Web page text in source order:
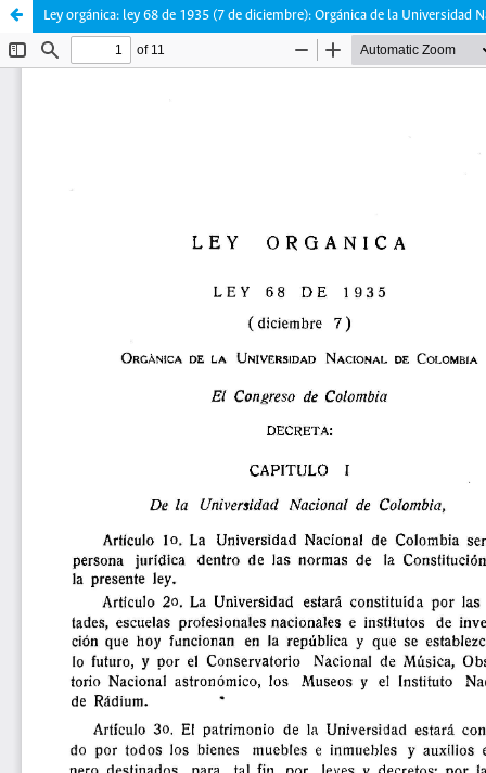
Ley orgánica: ley 68 de 1935 (7 de diciembre): Orgánica de la Universidad